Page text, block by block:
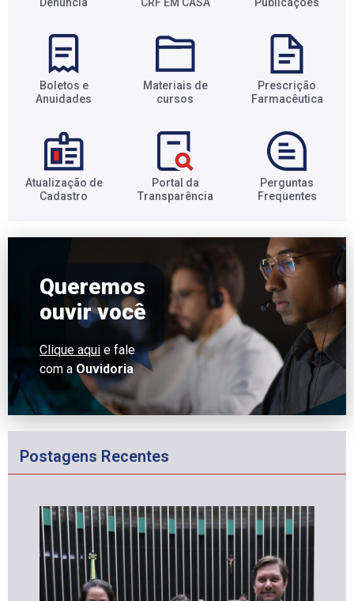
Boletos e
Anuidades​
Materiais de
cursos​
Prescrição
Farmacêutica​
Atualização de
Cadastro​
Portal da
Transparência​
Perguntas
Frequentes​
Queremos
ouvir você
Clique aqui e fale
com a Ouvidoria
Postagens Recentes